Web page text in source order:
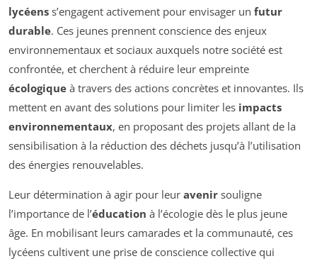
lycéens s’engagent activement pour envisager un futur
durable. Ces jeunes prennent conscience des enjeux
environnementaux et sociaux auxquels notre société est
confrontée, et cherchent à réduire leur empreinte
écologique à travers des actions concrètes et innovantes. Ils
mettent en avant des solutions pour limiter les impacts
environnementaux, en proposant des projets allant de la
sensibilisation à la réduction des déchets jusqu’à l’utilisation
des énergies renouvelables.
Leur détermination à agir pour leur avenir souligne
l’importance de l’éducation à l’écologie dès le plus jeune
âge. En mobilisant leurs camarades et la communauté, ces
lycéens cultivent une prise de conscience collective qui